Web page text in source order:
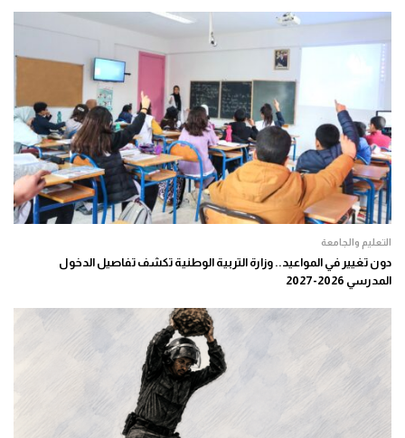
التعليم والجامعة
دون تغيير في المواعيد.. وزارة التربية الوطنية تكشف تفاصيل الدخول
المدرسي 2026-2027